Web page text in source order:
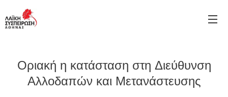
Οριακή η κατάσταση στη Διεύθυνση
Αλλοδαπών και Μετανάστευσης